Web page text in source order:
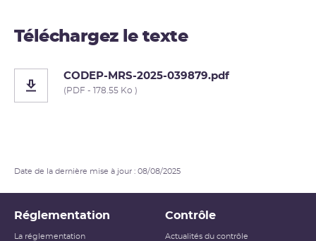
Téléchargez le texte
CODEP-MRS-2025-039879.pdf
(PDF - 178.55 Ko )
Date de la dernière mise à jour : 08/08/2025
Réglementation
La réglementation
Contrôle
Actualités du contrôle